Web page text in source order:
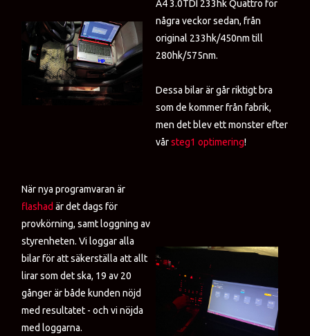
A4 3.0TDI 233hk Quattro för
några veckor sedan, från
original 233hk/450nm till
280hk/575nm.
Dessa bilar är går riktigt bra
som de kommer från fabrik,
men det blev ett monster efter
vårsteg1 optimering!
När nya programvaran är
flashad är det dags för
provkörning, samt loggning av
styrenheten. Vi loggar alla
bilar för att säkerställa att allt
lirar som det ska, 19 av 20
gånger är både kunden nöjd
med resultatet - och vi nöjda
med loggarna.